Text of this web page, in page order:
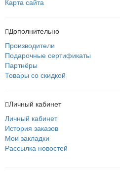
Дополнительно
Производители
Подарочные сертификаты
Партнёры
Товары со скидкой
Личный кабинет
Личный кабинет
История заказов
Мои закладки
Рассылка новостей